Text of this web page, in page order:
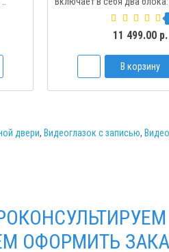
11 499.00 р.
В корзину
двери, Видеоглазок с записью,
ОФОРМИТЬ